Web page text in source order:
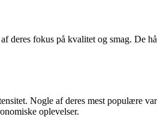
fokus på kvalitet og smag. De
Nogle af deres mest populære
oplevelser.